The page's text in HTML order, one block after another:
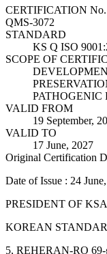
CERTIFICATION No.
QMS-3072
STANDARD
KS Q ISO
SCOPE OF
PATHOGENIC
VALID FROM
19 September,
VALID TO
17 June, 2027
Original Certification
Date of Issue : 24
PRESIDENT OF KSA
KOREAN
5, REHERAN-RO 69-